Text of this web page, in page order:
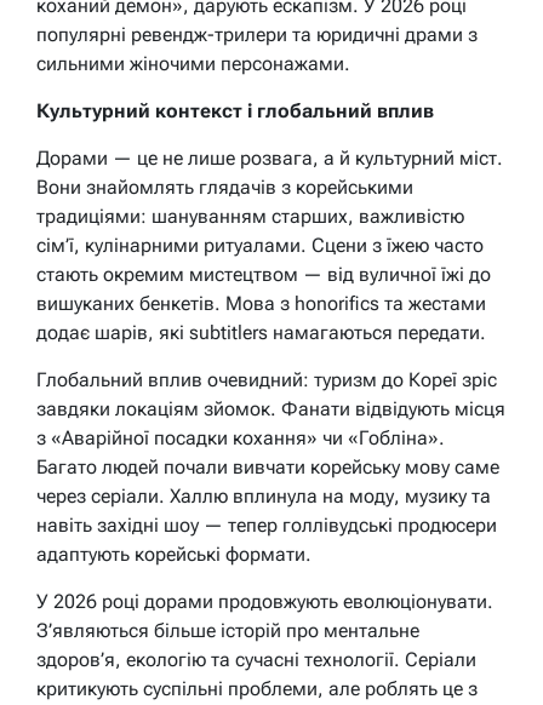
коханий демон», дарують ескапізм. У 2026 році
популярні ревендж-трилери та юридичні драми з
сильними жіночими персонажами.
Культурний контекст і глобальний вплив
Дорами — це не лише розвага, а й культурний міст.
Вони знайомлять глядачів з корейськими
традиціями: шануванням старших, важливістю
сім’ї, кулінарними ритуалами. Сцени з їжею часто
стають окремим мистецтвом — від вуличної їжі до
вишуканих бенкетів. Мова з honorifics та жестами
додає шарів, які subtitlers намагаються передати.
Глобальний вплив очевидний: туризм до Кореї зріс
завдяки локаціям зйомок. Фанати відвідують місця
з «Аварійної посадки кохання» чи «Гобліна».
Багато людей почали вивчати корейську мову саме
через серіали. Халлю вплинула на моду, музику та
навіть західні шоу — тепер голлівудські продюсери
адаптують корейські формати.
У 2026 році дорами продовжують еволюціонувати.
З’являються більше історій про ментальне
здоров’я, екологію та сучасні технології. Серіали
критикують суспільні проблеми, але роблять це з